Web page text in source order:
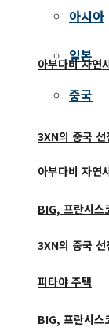
아시아
일본
중국
아부다비 자연
3XN의 중국 선
BIG, 프란시스
아부다비 자연
3XN의 중국 선
BIG, 프란시스
피타야 주택